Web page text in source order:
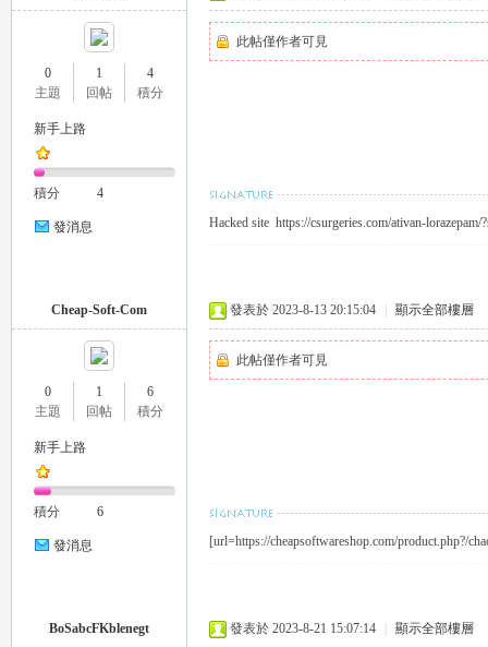
0
主題
1
回帖
4
積分
新手上路
積分 4
發消息
此帖僅作者可見
Hacked site https://csurgeries.com/ativan-lorazepam/
Cheap-Soft-Com
0
主題
1
回帖
6
積分
新手上路
積分 6
發消息
發表於 2023-8-13 20:15:04 顯示全部樓層
此帖僅作者可見
[url=https://cheapsoftwareshop.com/product.php?/
BoSabcFKblenegt 發表於 2023-8-21 15:07:14 顯示全部樓層